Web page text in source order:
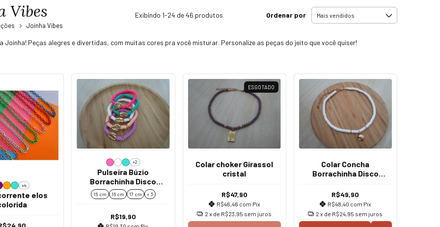
Vibes
Joinha Vibes
Exibindo 1-24 de 46 produtos Ordenar por
Joinha! Peças alegres e divertidas, com muitas cores pra você misturar. Personalize as peças do jeito que você quiser!
+4
elos
+2
Pulseira Búzio
Borrachinha Disco
Fimo Colorida Ouro
15 cm 16 cm 17 cm + 3
R$19,90
ESGOTADO
Colar choker Girassol
cristal
R$47,90
R$46,46 com Pix
2 x de R$23,95 sem juros
Colar Concha
Borrachinha Disco
R$49,90
R$48,40 com Pix
2 x de R$24,95 sem juros